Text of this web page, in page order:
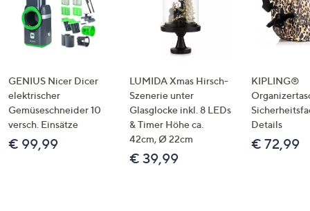
GENIUS Nicer Dicer
elektrischer
Gemüseschneider 10
versch. Einsätze
€ 99,99
LUMIDA Xmas Hirsch-
Szenerie unter
Glasglocke inkl. 8 LEDs
& Timer Höhe ca.
42cm, Ø 22cm
€ 39,99
KIPLING®
Details
€ 72,99